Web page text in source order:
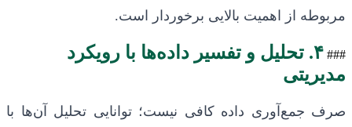
مربوطه از اهمیت بالایی برخوردار است.
###
۴. تحلیل و تفسیر داده‌ها با رویکرد
مدیریتی
صرف جمع‌آوری داده کافی نیست؛ توانایی تحلیل آن‌ها با